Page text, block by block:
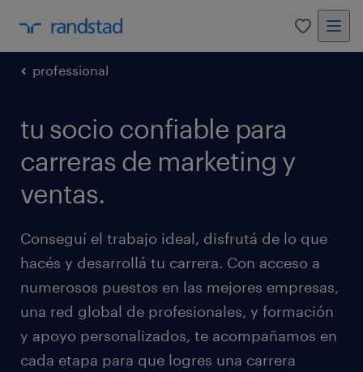
0
professional
tu socio confiable para
carreras de marketing y
ventas.
Conseguí el trabajo ideal, disfrutá de lo que
hacés y desarrollá tu carrera. Con acceso a
numerosos puestos en las mejores empresas,
una red global de profesionales, y formación
y apoyo personalizados, te acompañamos en
cada etapa para que logres una carrera